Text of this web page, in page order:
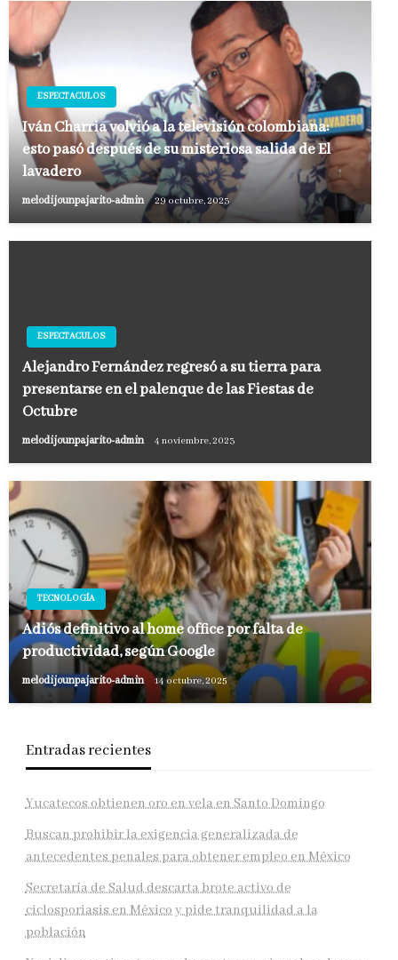
ESPECTACULOS
Iván Charria volvió a la televisión colombiana:
esto pasó después de su misteriosa salida de El
lavadero
melodijounpajarito-admin 29 octubre, 2023
ESPECTACULOS
Alejandro Fernández regresó a su tierra para
presentarse en el palenque de las Fiestas de
Octubre
melodijounpajarito-admin 4 noviembre, 2023
TECNOLOGÍA
Adiós definitivo al home office por falta de
productividad, según Google
melodijounpajarito-admin 14 octubre, 2025
Entradas recientes
Yucatecos obtienen oro en vela en Santo Domingo
Buscan prohibir la exigencia generalizada de
antecedentes penales para obtener empleo en México
Secretaría de Salud descarta brote activo de
ciclosporiasis en México y pide tranquilidad a la
población